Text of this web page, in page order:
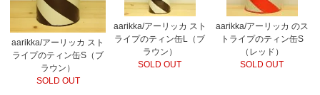
aarikka/アーリッカ スト
ライプのティン缶S（ブ
ラウン）
SOLD OUT
aarikka/アーリッカ スト
ライプのティン缶L（ブ
ラウン）
SOLD OUT
aarikka/アーリッカ のス
トライプのティン缶S
（レッド）
SOLD OUT